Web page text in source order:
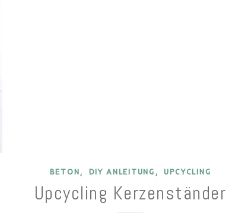
BETON, DIY ANLEITUNG , UPCYCLING
Upcycling Kerzenständer